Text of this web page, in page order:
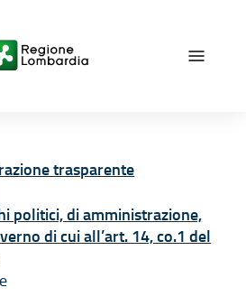
trasparente
politici, di amministrazione,
di cui all’art. 14, co.1 del